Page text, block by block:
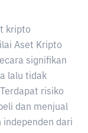
kripto
Aset Kripto
signifikan
lalu tidak
risiko
dan menjual
independen dari